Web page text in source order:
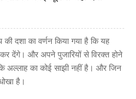
दशा का वर्णन किया गया है कि यह
देंगे। और अपने पुजारियों से विरक्त होने
अल्लाह का कोई साझी नहीं है। और जिन
है।